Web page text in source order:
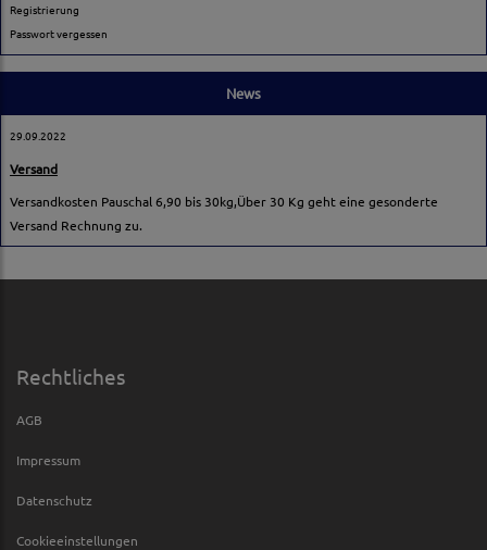
Registrierung
Passwort vergessen
News
29.09.2022
Versand
Versandkosten Pauschal 6,90 bis 30kg,Über 30 Kg geht eine gesonderte
Versand Rechnung zu.
Rechtliches
AGB
Impressum
Datenschutz
Cookieeinstellungen